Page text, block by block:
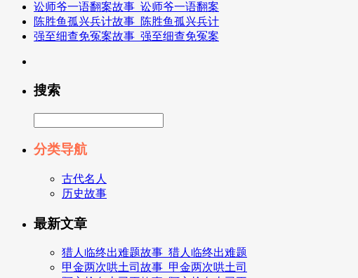
讼师爷一语翻案故事_讼师爷一语翻案
陈胜鱼孤兴兵计故事_陈胜鱼孤兴兵计
强至细查免冤案故事_强至细查免冤案
搜索
分类导航
古代名人
历史故事
最新文章
猎人临终出难题故事_猎人临终出难题
甲金两次哄土司故事_甲金两次哄土司